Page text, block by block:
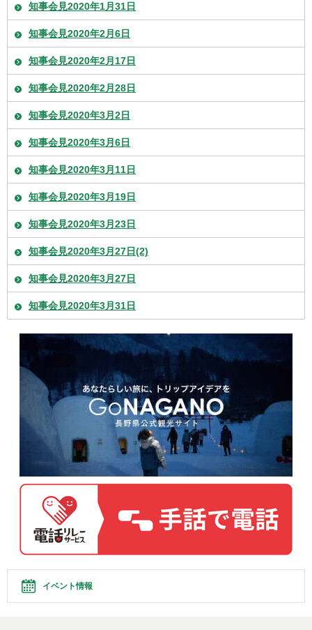
知事会見2020年1月31日
知事会見2020年2月6日
知事会見2020年2月17日
知事会見2020年2月28日
知事会見2020年3月2日
知事会見2020年3月6日
知事会見2020年3月11日
知事会見2020年3月19日
知事会見2020年3月23日
知事会見2020年3月27日(2)
知事会見2020年3月27日
知事会見2020年3月31日
イベント情報